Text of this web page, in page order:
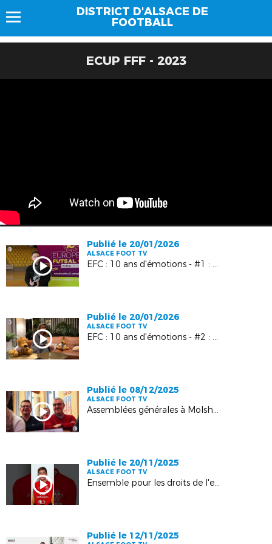
DISTRICT D'ALSACE DE
FOOTBALL
ECUP FFF - 2023
Publié le 20/01/2026
ALSACE FOOT TV
EFC : 10 ans d'émotions - #1 : Nicolas Gross
Publié le 20/01/2026
ALSACE FOOT TV
EFC : 10 ans d'émotions - #2 : Marine Rempp
Publié le 08/12/2025
ALSACE FOOT TV
Assemblées générales à Molsheim
Publié le 20/11/2025
ALSACE FOOT TV
Ensemble pour les droits de l'enfant - Clip vidéo
Publié le 12/11/2025